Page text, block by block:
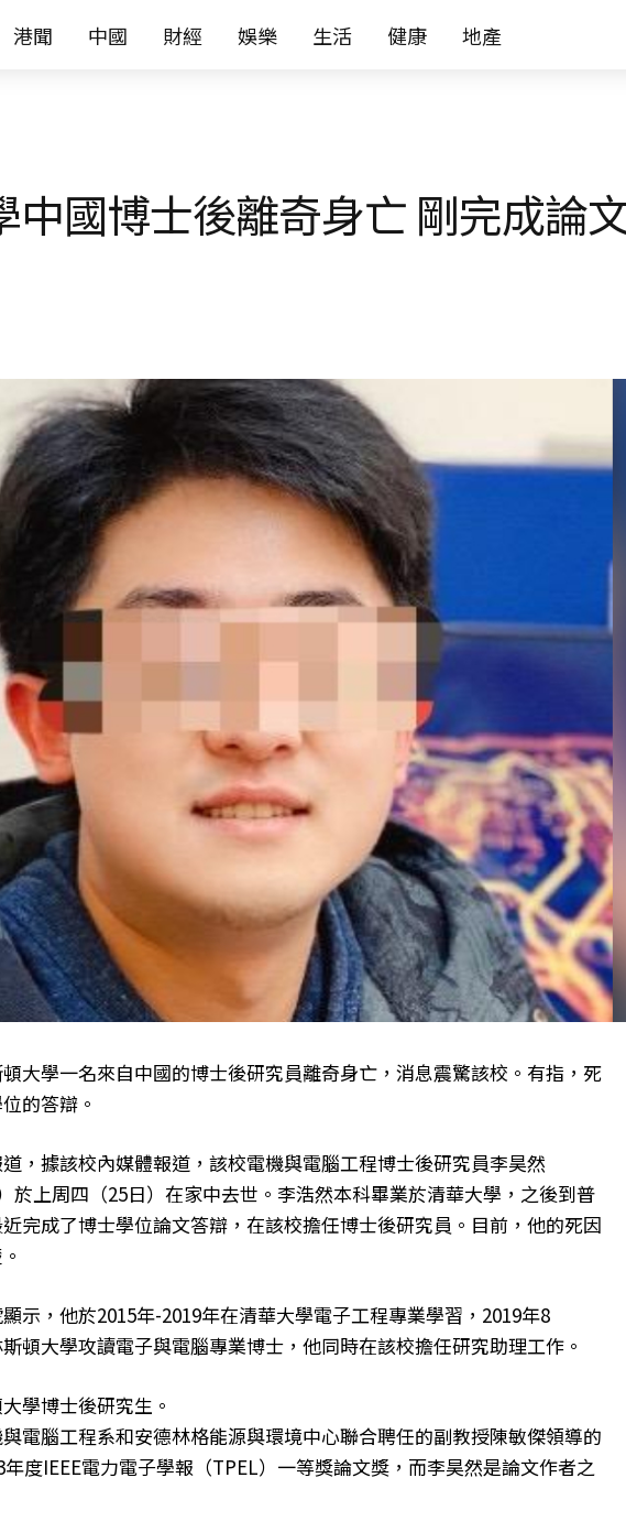
港聞 中國 財經 娛樂 生活 健康 地產
國博士後離奇身亡 剛完成論
大學一名來自中國的博士後研究員離奇身亡，消息震驚該校。有指，死
的答辯。
，據該校內媒體報道，該校電機與電腦工程博士後研究員李昊然
於上周四（25日）在家中去世。李浩然本科畢業於清華大學，之後到普
完成了博士學位論文答辯，在該校擔任博士後研究員。目前，他的死因
示，他於2015年-2019年在清華大學電子工程專業學習，2019年8
頓大學攻讀電子與電腦專業博士，他同時在該校擔任研究助理工作。
學博士後研究生。
電腦工程系和安德林格能源與環境中心聯合聘任的副教授陳敏傑領導的
度IEEE電力電子學報（TPEL）一等獎論文獎，而李昊然是論文作者之